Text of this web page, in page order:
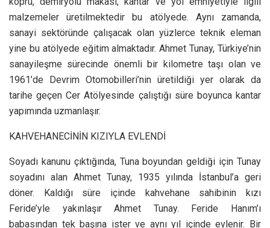
malzemeler üretilmektedir bu atölyede. Aynı zamanda,
sanayi sektöründe çalışacak olan yüzlerce teknik eleman
yine bu atölyede eğitim almaktadır. Ahmet Tunay, Türkiye’nin
sanayileşme sürecinde önemli bir kilometre taşı olan ve
1961’de Devrim Otomobilleri’nin üretildiği yer olarak da
tarihe geçen Cer Atölyesinde çalıştığı süre boyunca kantar
yapımında uzmanlaşır.
KAHVEHANECİNİN KIZIYLA EVLENDİ
Soyadı kanunu çıktığında, Tuna boyundan geldiği için Tunay
soyadını alan Ahmet Tunay, 1935 yılında İstanbul’a geri
döner. Kaldığı süre içinde kahvehane sahibinin kızı
Feride’yle yakınlaşır Ahmet Tunay. Feride Hanım’ı
babasından tek başına ister ve aynı yıl içinde evlenir. Bir